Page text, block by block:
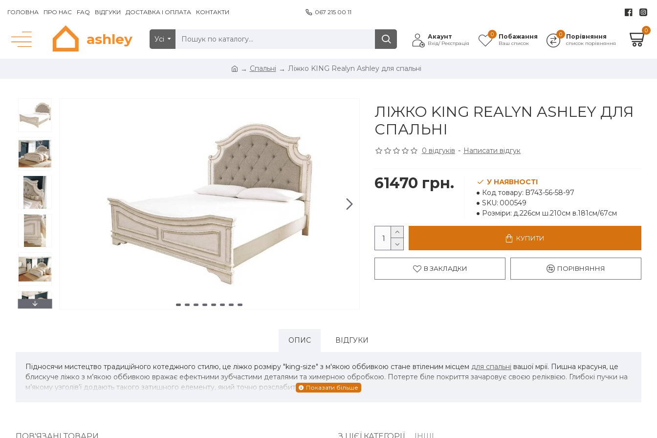
ГОЛОВНА ПРО НАС FAQ ВІДГУКИ ДОСТАВКА І ОПЛАТА КОНТАКТИ 067 215 00 11
ashley Усі Акаунт
Вхід/ Реєстрація
Побажання
Ваш список
0 Порівняння
список порівняння
0
0
Спальні Ліжко KING Realyn Ashley для спальні
ЛІЖКО KING REALYN ASHLEY ДЛЯ
СПАЛЬНІ
0 відгуків - Написати відгук
61470 грн.
У НАЯВНОСТІ
Код товару: B743-56-58-97
SKU: 000549
Розміри: д.226см ш.210см в.181см/67см
КУПИТИ
В ЗАКЛАДКИ ПОРІВНЯННЯ
ОПИС ВІДГУКИ
Підносячи мистецтво традиційного котеджного стилю, це ліжко розміру "king-size" з м'якою оббивкою стане втіленим місцем для спальні вашої мрії. Пишна красуня, це
блискуче ліжко з м’якою оббивкою вражає ефектними зубчастими деталями та химерною обробкою. Потерте біле покриття зачаровує своєю реліквією. Глибокі пучки на
м’якому узголів’ї додають такого затишного елементу, який точно розслабить вас.